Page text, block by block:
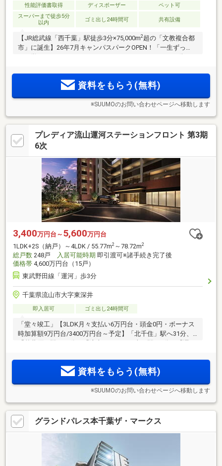
性能評価書取得 ディスポーザー
ペット可
スーパーまで徒歩5分
以内
ゴミ出し24時間可 共有設備
【JR総武線「西千葉」駅徒歩3分×75,000m2超の「文教複合都
市」に誕生】26年7月キャンパスパークOPEN！「一生ずっ
多数。3つの緑の並木道、独立した木造共用棟を用意。東京・
秋葉原駅へ45分
資料をもらう(無料)
※SUUMOのお問い合わせページへ移動します
プレディア流山運河ステーションフロント 第3期
6次
3,400万円台～ 5,600万円台
1LDK+2S（納戸）～4LDK / 55.77m2 ～78.72m2
総戸数 248戸 入居可能時期 即引渡可※諸手続き完了後
価格帯 4,600万円台（15戸）
東武野田線「運河」歩3分
千葉県流山市大字東深井
即入居可 ゴミ出し24時間可
「堂々竣工」【3LDK月々支払い6万円台・頭金0円・ボーナス
時加算額9万円台/3400万円台～予定】「北千住」駅へ31分、
規模レジデンス。ウォークインクローゼットやウォークスル
ークローゼット付の住空間。資料をもらう(無料)
※SUUMOのお問い合わせページへ移動します
グランドパレス本千葉ザ・マークス